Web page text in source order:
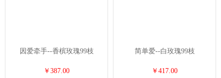
因爱牵手--香槟玫瑰99枝
￥387.00
简单爱--白玫瑰99枝
￥417.00